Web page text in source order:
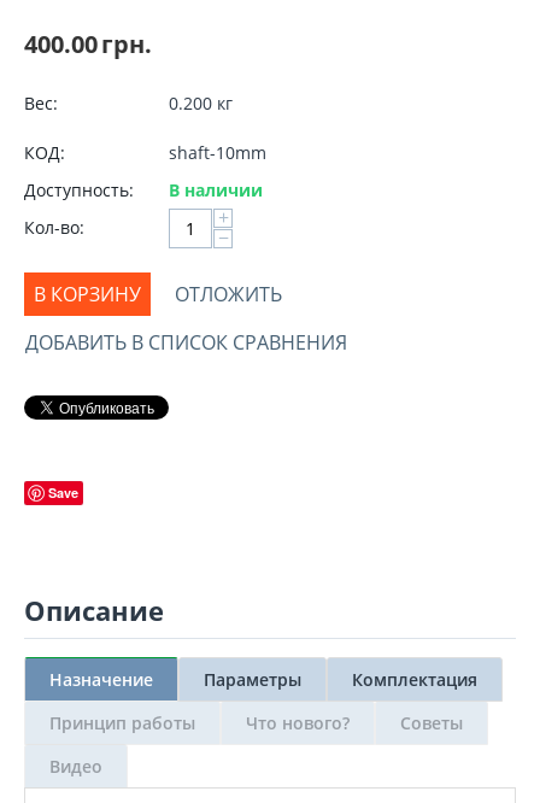
400.00грн.
Вес: 0.200 кг
КОД:
shaft-10mm
Доступность:
В наличии
Кол-во:
+
−
В КОРЗИНУ
ОТЛОЖИТЬ
ДОБАВИТЬ В СПИСОК СРАВНЕНИЯ
Save
Описание
Назначение Параметры
Комплектация
Принцип работы
Что нового?
Советы
Видео